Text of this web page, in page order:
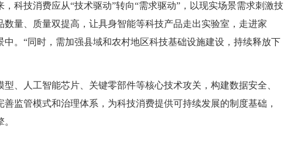
科技消费应从“技术驱动”转向“需求驱动”，以现实场景需求刺激技
量、质量双提高，让具身智能等科技产品走出实验室，走进家
。“同时，需加强县域和农村地区科技基础设施建设，持续释放下
人工智能芯片、关键零部件等核心技术攻关，构建数据安全、
监管模式和治理体系，为科技消费提供可持续发展的制度基础，